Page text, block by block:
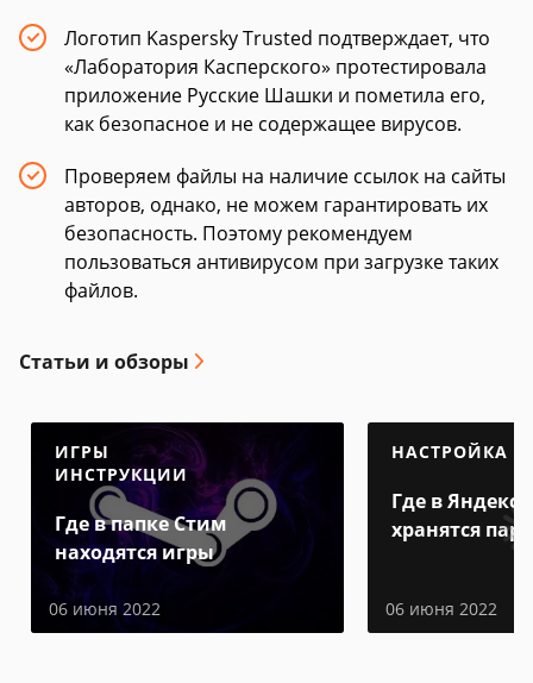
Логотип Kaspersky Trusted подтверждает, что
«Лаборатория Касперского» протестировала
приложение Русские Шашки и пометила его,
как безопасное и не содержащее вирусов.
Проверяем файлы на наличие ссылок на сайты
авторов, однако, не можем гарантировать их
безопасность. Поэтому рекомендуем
пользоваться антивирусом при загрузке таких
файлов.
Статьи и обзоры
ИГРЫ
ИНСТРУКЦИИ
Где в папке Стим
находятся игры
06 июня 2022
НАСТРОЙКА
Где в Яндекс
хранятся
06 июня 2022